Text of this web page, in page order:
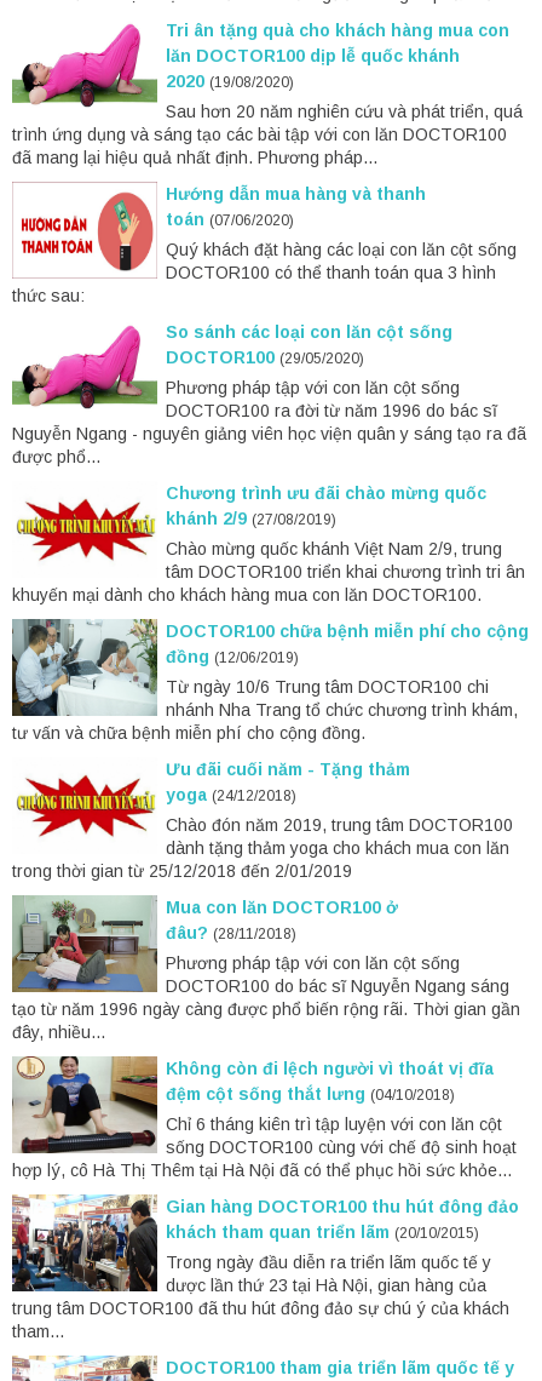
Tri ân tặng quà cho khách hàng mua con
lăn DOCTOR100 dịp lễ quốc khánh
2020 (19/08/2020)
Sau hơn 20 năm nghiên cứu và phát triển, quá
trình ứng dụng và sáng tạo các bài tập với con lăn DOCTOR100
đã mang lại hiệu quả nhất định. Phương pháp...
Hướng dẫn mua hàng và thanh
toán (07/06/2020)
Quý khách đặt hàng các loại con lăn cột sống
DOCTOR100 có thể thanh toán qua 3 hình
thức sau:
So sánh các loại con lăn cột sống
DOCTOR100 (29/05/2020)
Phương pháp tập với con lăn cột sống
DOCTOR100 ra đời từ năm 1996 do bác sĩ
Nguyễn Ngang - nguyên giảng viên học viện quân y sáng tạo ra đã
được phổ...
Chương trình ưu đãi chào mừng quốc
khánh 2/9 (27/08/2019)
Chào mừng quốc khánh Việt Nam 2/9, trung
tâm DOCTOR100 triển khai chương trình tri ân
khuyến mại dành cho khách hàng mua con lăn DOCTOR100.
DOCTOR100 chữa bệnh miễn phí cho cộng
đồng (12/06/2019)
Từ ngày 10/6 Trung tâm DOCTOR100 chi
nhánh Nha Trang tổ chức chương trình khám,
tư vấn và chữa bệnh miễn phí cho cộng đồng.
Ưu đãi cuối năm - Tặng thảm
yoga (24/12/2018)
Chào đón năm 2019, trung tâm DOCTOR100
dành tặng thảm yoga cho khách mua con lăn
trong thời gian từ 25/12/2018 đến 2/01/2019
Mua con lăn DOCTOR100 ở
đâu? (28/11/2018)
Phương pháp tập với con lăn cột sống
DOCTOR100 do bác sĩ Nguyễn Ngang sáng
tạo từ năm 1996 ngày càng được phổ biến rộng rãi. Thời gian gần
đây, nhiều...
Không còn đi lệch người vì thoát vị đĩa
đệm cột sống thắt lưng (04/10/2018)
Chỉ 6 tháng kiên trì tập luyện với con lăn cột
sống DOCTOR100 cùng với chế độ sinh hoạt
hợp lý, cô Hà Thị Thêm tại Hà Nội đã có thể phục hồi sức khỏe...
Gian hàng DOCTOR100 thu hút đông đảo
khách tham quan triển lãm (20/10/2015)
Trong ngày đầu diễn ra triển lãm quốc tế y
dược lần thứ 23 tại Hà Nội, gian hàng của
trung tâm DOCTOR100 đã thu hút đông đảo sự chú ý của khách
tham...
DOCTOR100 tham gia triển lãm quốc tế y